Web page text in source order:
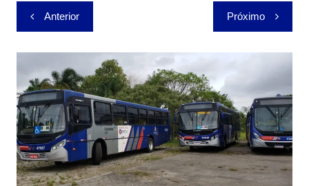
Navegação
de
Post
Anterior Próximo